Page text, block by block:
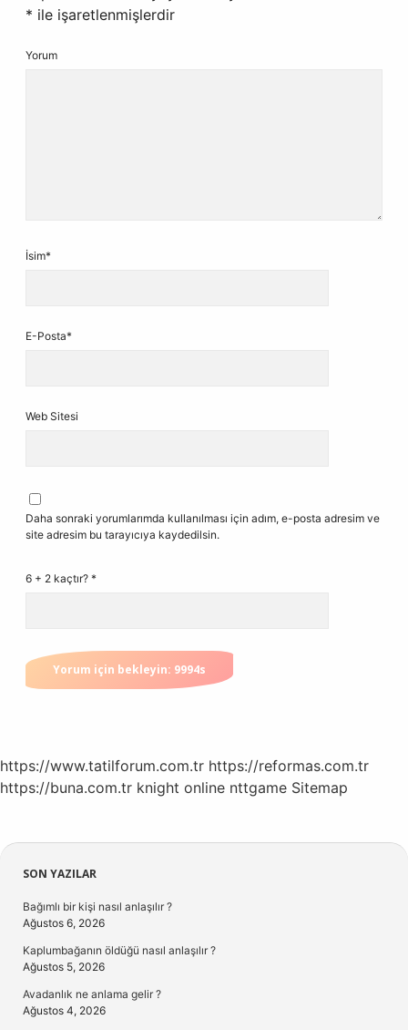
* ile işaretlenmişlerdir
Yorum
İsim*
E-Posta*
Web Sitesi
Daha sonraki yorumlarımda kullanılması için adım, e-posta adresim ve
site adresim bu tarayıcıya kaydedilsin.
6 + 2 kaçtır? *
https://www.tatilforum.com.tr https://reformas.com.tr
https://buna.com.tr knight online nttgame Sitemap
Sidebar
SON YAZILAR
Bağımlı bir kişi nasıl anlaşılır ?
Ağustos 6, 2026
Kaplumbağanın öldüğü nasıl anlaşılır ?
Ağustos 5, 2026
Avadanlık ne anlama gelir ?
Ağustos 4, 2026